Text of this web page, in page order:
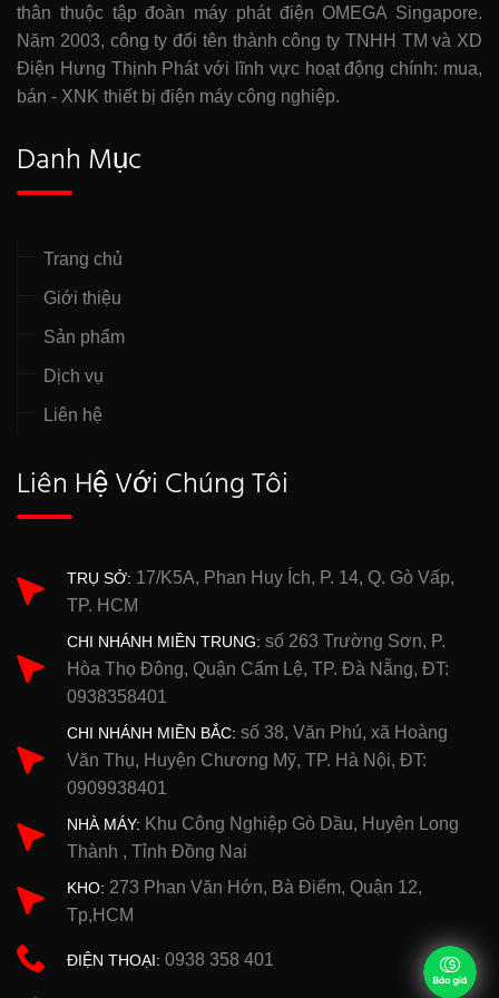
thân thuộc tập đoàn máy phát điện OMEGA Singapore.
Năm 2003, công ty đổi tên thành công ty TNHH TM và XD
Điện Hưng Thịnh Phát với lĩnh vực hoạt động chính: mua,
bán - XNK thiết bị điện máy công nghiệp.
Danh Mục
Trang chủ
Giới thiệu
Sản phẩm
Dịch vụ
Liên hệ
Liên Hệ Với Chúng Tôi
TRỤ SỞ: 17/K5A, Phan Huy Ích, P. 14, Q. Gò Vấp,
TP. HCM
CHI NHÁNH MIỀN TRUNG: số 263 Trường Sơn, P.
Hòa Thọ Đông, Quận Cẩm Lệ, TP. Đà Nẵng, ĐT:
0938358401
CHI NHÁNH MIỀN BẮC: số 38, Văn Phú, xã Hoàng
Văn Thụ, Huyện Chương Mỹ, TP. Hà Nội, ĐT:
0909938401
NHÀ MÁY: Khu Công Nghiệp Gò Dầu, Huyện Long
Thành , Tỉnh Đồng Nai
KHO: 273 Phan Văn Hớn, Bà Điểm, Quận 12,
Tp,HCM
ĐIỆN THOẠI: 0938 358 401